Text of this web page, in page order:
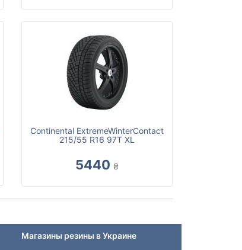
Continental ExtremeWinterContact
215/55 R16 97T XL
5440 ₴
Магазины резины в Украине